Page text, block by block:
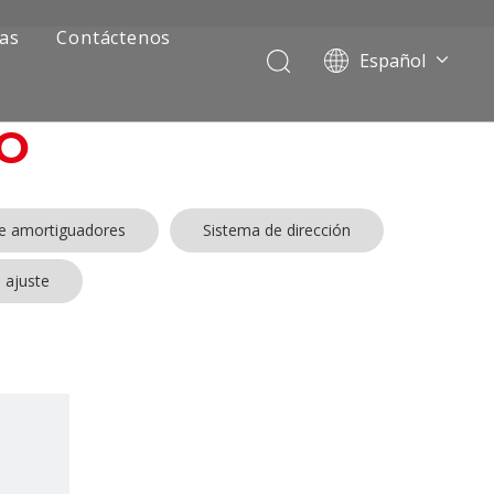
Contáctenos
Español
Pусский
English
amortiguadores Sistema de dirección
ajuste